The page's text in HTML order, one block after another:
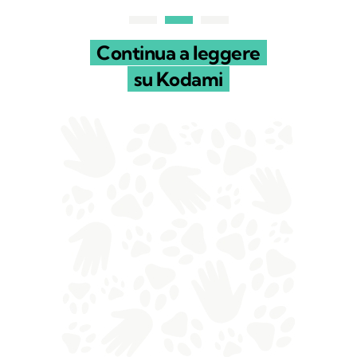
Continua a leggere
su Kodami